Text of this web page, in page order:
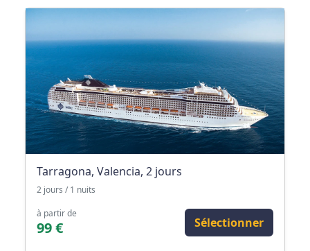
Tarragona, Valencia, 2 jours
2 jours / 1 nuits
à partir de
99 € Sélectionner